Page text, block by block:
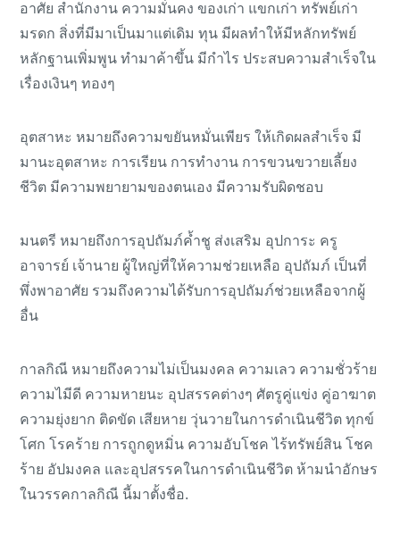
อาศัย สำนักงาน ความมั่นคง ของเก่า แขกเก่า ทรัพย์เก่า
มรดก สิ่งที่มีมาเป็นมาแต่เดิม ทุน มีผลทำให้มีหลักทรัพย์
หลักฐานเพิ่มพูน ทำมาค้าขึ้น มีกำไร ประสบความสำเร็จใน
เรื่องเงินๆ ทองๆ
อุตสาหะ หมายถึงความขยันหมั่นเพียร ให้เกิดผลสำเร็จ มี
มานะอุตสาหะ การเรียน การทำงาน การขวนขวายเลี้ยง
ชีวิต มีความพยายามของตนเอง มีความรับผิดชอบ
มนตรี หมายถึงการอุปถัมภ์ค้ำชู ส่งเสริม อุปการะ ครู
อาจารย์ เจ้านาย ผู้ใหญ่ที่ให้ความช่วยเหลือ อุปถัมภ์ เป็นที่
พึ่งพาอาศัย รวมถึงความได้รับการอุปถัมภ์ช่วยเหลือจากผู้
อื่น
กาลกิณี หมายถึงความไม่เป็นมงคล ความเลว ความชั่วร้าย
ความไมีดี ความหายนะ อุปสรรคต่างๆ ศัตรูคู่แข่ง คู่อาฆาต
ความยุ่งยาก ติดขัด เสียหาย วุ่นวายในการดำเนินชีวิต ทุกข์
โศก โรคร้าย การถูกดูหมิ่น ความอับโชค ไร้ทรัพย์สิน โชค
ร้าย อัปมงคล และอุปสรรคในการดำเนินชีวิต ห้ามนำอักษร
ในวรรคกาลกิณี นี้มาตั้งชื่อ.